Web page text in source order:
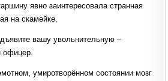
явно заинтересовала странная
на скамейке.
вашу увольнительную –
офицер.
умиротворённом состоянии мозг